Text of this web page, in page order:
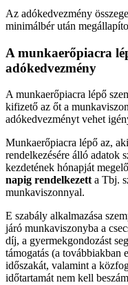
Az adókedvezmény
minimálbér után
A munkaerőpiacra
adókedvezmény
A munkaerőpiacra lépő
kifizető az őt a
adókedvezményt vehet
Munkaerőpiacra lépő az,
rendelkezésére álló adatok
kezdetének hónapját
napig rendelkezett a Tbj.
munkaviszonnyal.
E szabály alkalmazása
járó munkaviszonyba a
díj, a gyermekgondozást
támogatás (a továbbiakban
időszakát, valamint a
időtartamát nem kell